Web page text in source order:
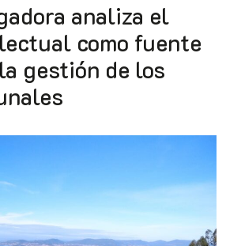
analiza el
como fuente
gestión de los